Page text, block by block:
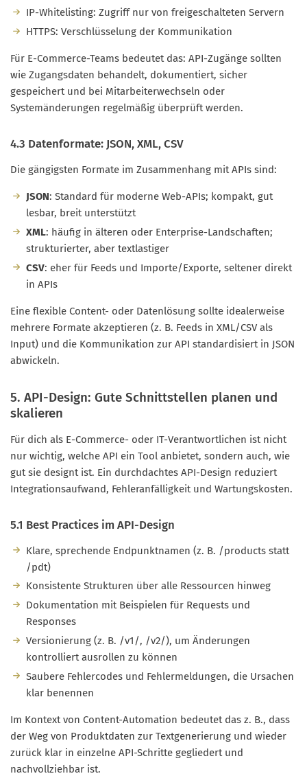
IP-Whitelisting: Zugriff nur von freigeschalteten Servern
HTTPS: Verschlüsselung der Kommunikation
Für E-Commerce-Teams bedeutet das: API-Zugänge sollten
wie Zugangsdaten behandelt, dokumentiert, sicher
gespeichert und bei Mitarbeiterwechseln oder
Systemänderungen regelmäßig überprüft werden.
4.3 Datenformate: JSON, XML, CSV
Die gängigsten Formate im Zusammenhang mit APIs sind:
JSON: Standard für moderne Web-APIs; kompakt, gut
lesbar, breit unterstützt
XML: häufig in älteren oder Enterprise-Landschaften;
strukturierter, aber textlastiger
CSV: eher für Feeds und Importe/Exporte, seltener direkt
in APIs
Eine flexible Content- oder Datenlösung sollte idealerweise
mehrere Formate akzeptieren (z. B. Feeds in XML/CSV als
Input) und die Kommunikation zur API standardisiert in JSON
abwickeln.
5. API-Design: Gute Schnittstellen planen und
skalieren
Für dich als E-Commerce- oder IT-Verantwortlichen ist nicht
nur wichtig, welche API ein Tool anbietet, sondern auch, wie
gut sie designt ist. Ein durchdachtes API-Design reduziert
Integrationsaufwand, Fehleranfälligkeit und Wartungskosten.
5.1 Best Practices im API-Design
Klare, sprechende Endpunktnamen (z. B. /products statt
/pdt)
Konsistente Strukturen über alle Ressourcen hinweg
Dokumentation mit Beispielen für Requests und
Responses
Versionierung (z. B. /v1/, /v2/), um Änderungen
kontrolliert ausrollen zu können
Saubere Fehlercodes und Fehlermeldungen, die Ursachen
klar benennen
Im Kontext von Content-Automation bedeutet das z. B., dass
der Weg von Produktdaten zur Textgenerierung und wieder
zurück klar in einzelne API-Schritte gegliedert und
nachvollziehbar ist.